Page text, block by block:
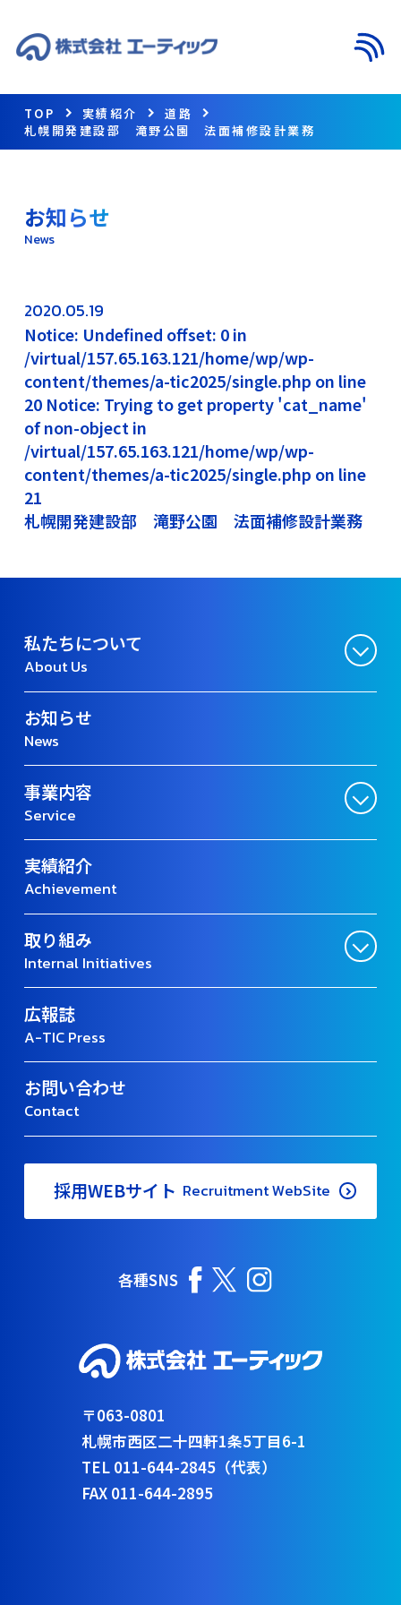
TOP 実績紹介
道路
札幌開発建設部 滝野公園 法面補修設計業務
お知らせ
News
2020.05.19
Notice: Undefined offset: 0 in
/virtual/157.65.163.121/home/wp/wp-
content/themes/a-tic2025/single.php on line
20 Notice: Trying to get property 'cat_name'
of non-object in
/virtual/157.65.163.121/home/wp/wp-
content/themes/a-tic2025/single.php on line
21
札幌開発建設部 滝野公園 法面補修設計業務
私たちについて
About Us
お知らせ
News
事業内容
Service
実績紹介
Achievement
取り組み
Internal Initiatives
広報誌
A-TIC Press
お問い合わせ
Contact
採用WEBサイト Recruitment WebSite
各種SNS
〒063-0801
札幌市西区二十四軒1条5丁目6-1
TEL 011-644-2845（代表）
FAX 011-644-2895